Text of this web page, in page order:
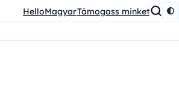
HelloMagyarTámogass minket